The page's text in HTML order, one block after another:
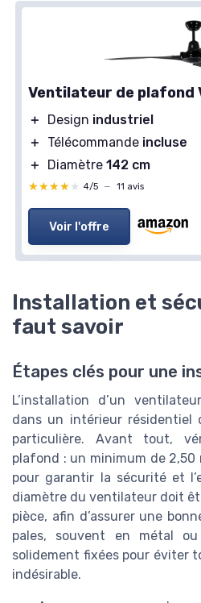
Ventilateur de plafond
＋ Design industriel
＋
Télécommande incluse
＋
Diamètre 142 cm
★★★★★
★★★★★ 4/5 — 11 avis
Voir l'offre
Installation et
faut savoir
Étapes clés pour une
L’installation d’un
dans un intérieur résidentiel
particulière. Avant tout,
plafond : un minimum de
pour garantir la sécurité et
diamètre du ventilateur doit
pièce, afin d’assurer une
pales, souvent en métal
solidement fixées pour éviter
indésirable.